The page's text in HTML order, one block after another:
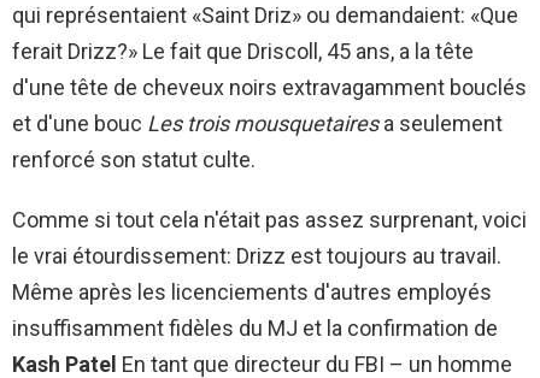
qui représentaient «Saint Driz» ou demandaient: «Que
ferait Drizz?» Le fait que Driscoll, 45 ans, a la tête
d'une tête de cheveux noirs extravagamment bouclés
et d'une bouc Les trois mousquetairesa seulement
renforcé son statut culte.
Comme si tout cela n'était pas assez surprenant, voici
le vrai étourdissement: Drizz est toujours au travail.
Même après les licenciements d'autres employés
insuffisamment fidèles du MJ et la confirmation de
Kash Patel En tant que directeur du FBI – un homme